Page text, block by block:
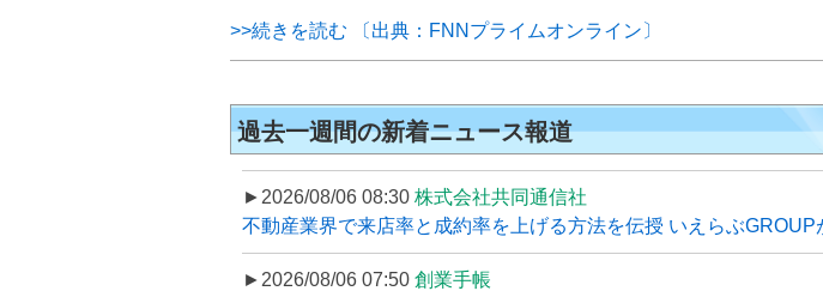
>>続きを読む 〔出典：FNNプライムオンライン〕
過去一週間の新着ニュース報道
►2026/08/06 08:30 株式会社共同通信社
不動産業界で来店率と成約率を上げる方法を伝授 いえらぶGROUP
►2026/08/06 07:50 創業手帳